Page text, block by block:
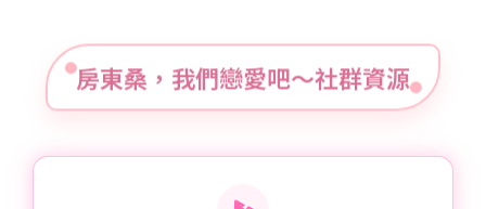
房東桑，我們戀愛吧～社群資源